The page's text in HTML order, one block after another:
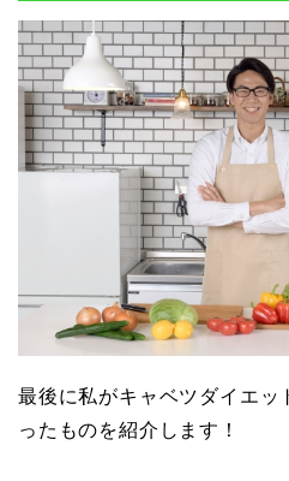
最後に私がキャベツダイエッ
ったものを紹介します！